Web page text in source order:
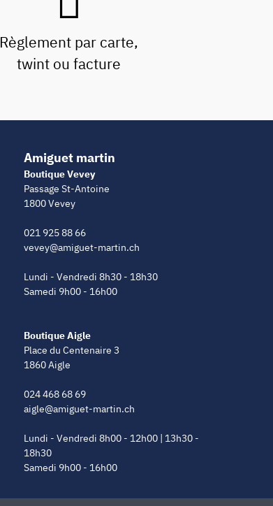
Règlement par carte,
twint ou facture
Amiguet martin
Boutique Vevey
Passage St-Antoine
1800 Vevey
021 925 88 66
vevey@amiguet-martin.ch
Lundi - Vendredi 8h30 - 18h30
Samedi 9h00 - 16h00
Boutique Aigle
Place du Centenaire 3
1860 Aigle
024 468 68 69
aigle@amiguet-martin.ch
Lundi - Vendredi 8h00 - 12h00 | 13h30 -
18h30
Samedi 9h00 - 16h00